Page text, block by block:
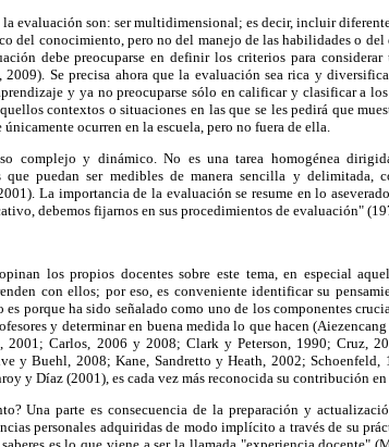
la evaluación son: ser multidimensional; es decir, incluir
del conocimiento, pero no del manejo de las habilidades o
debe preocuparse en definir los criterios para
Se precisa ahora que la evaluación sea rica y
y ya no preocuparse sólo en calificar y clasificar a
contextos o situaciones en las que se les pedirá que
ocurren en la escuela, pero no fuera de ella.
complejo y dinámico. No es una tarea homogénea
que puedan ser medibles de manera sencilla y delimitada,
La importancia de la evaluación se resume en lo
debemos fijarnos en sus procedimientos de evaluación"
los propios docentes sobre este tema, en especial
con ellos; por eso, es conveniente identificar su
porque ha sido señalado como uno de los componentes
y determinar en buena medida lo que hacen
2001; Carlos, 2006 y 2008; Clark y Peterson, 1990; Cruz,
y Buehl, 2008; Kane, Sandretto y Heath, 2002; Schoenfeld,
y Díaz (2001), es cada vez más reconocida su contribución
Una parte es consecuencia de la preparación y
personales adquiridas de modo implícito a través de su